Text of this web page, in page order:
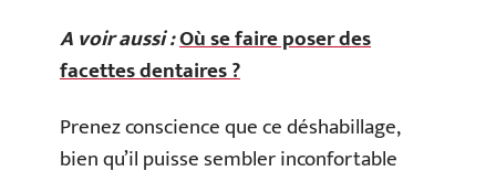
A voir aussi :Où se faire poser des
facettes dentaires ?
Prenez conscience que ce déshabillage,
bien qu’il puisse sembler inconfortable